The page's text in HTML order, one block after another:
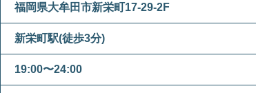
福岡県大牟田市新栄町17-29-2F
新栄町駅(徒歩3分)
19:00〜24:00